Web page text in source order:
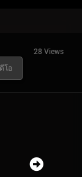
28 Views
โอ